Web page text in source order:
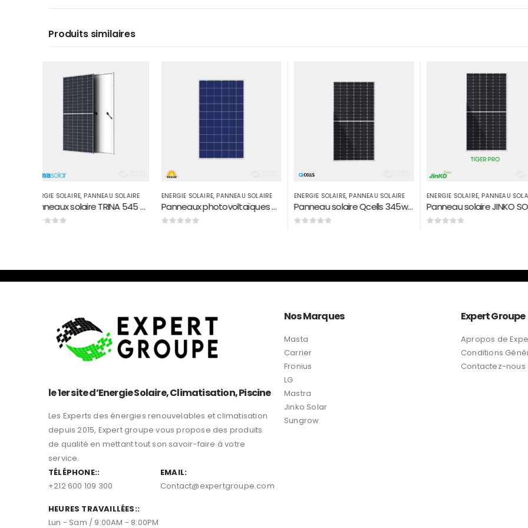
Produits similaires
ENERGIE SOLAIRE,PANNEAU SOLAIRE
Panneaux photovoltaïques AMERISOLAR polycristallin 285 W
ENERGIE SOLAIRE,PANNEAU SOLAIRE
Panneau solaire Qcells 345w Q PEAK
ENERGIE SOLAIRE,PANNEAU SOLAIRE ,POMPAGE SOLAIRE
Panneau solaire JINKO SOLAR MAROC 530 W Monoperc half Tiger pro
CHAUD
-5%
ENERGIE SOLAIRE,
le 1er site d’Energie Solaire, Climatisation, Piscine
Les Experts des énergies renouvelables et climatisation
depuis 2015, Expert groupe vous propose des produits
de qualité en mettant tout son savoir-faire à votre
service.
TÉLÉPHONE::
+212 600 109 300
EMAIL:
Nos Marques
Masta
Carrier
Fronius
LG
Mastra
Jinko Solar
Expert Groupe
Apropos de
Conditions